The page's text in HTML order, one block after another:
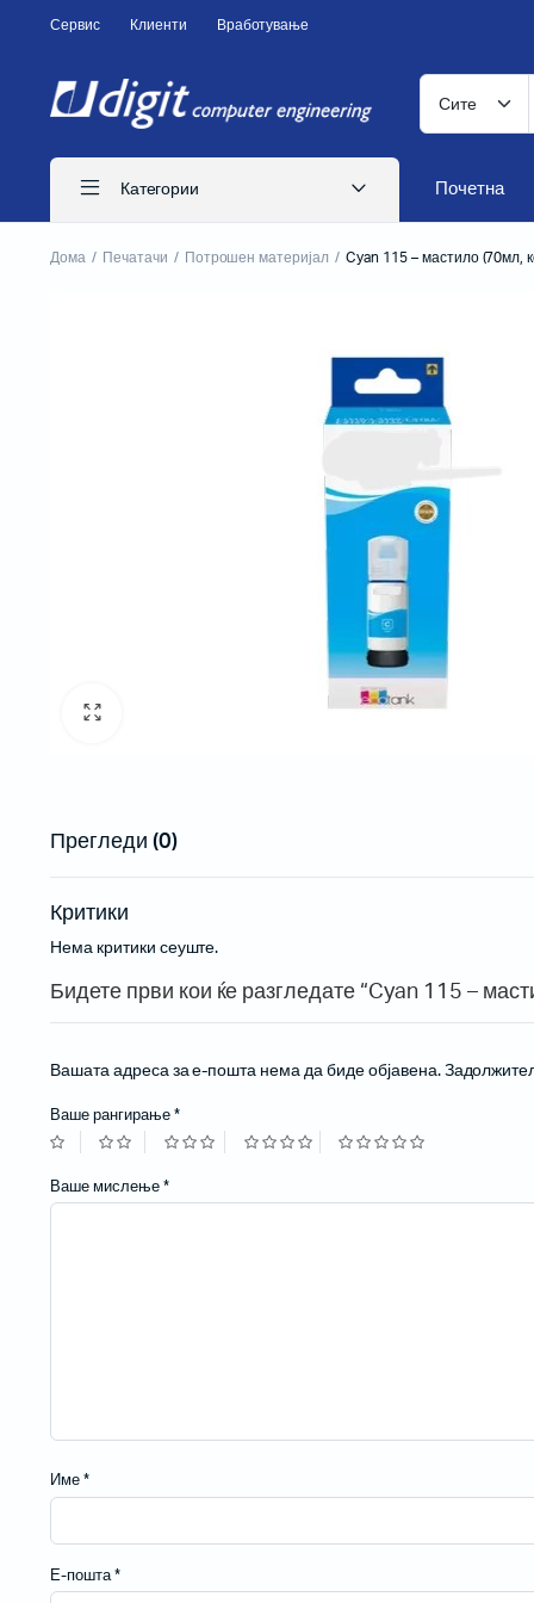
Сервис Клиенти Вработување
Категории Почетна
Рибони
Бар-код читачи за на маса
Безжични бар-код читачи
Дома Печатачи Потрошен материјал Cyan 115 – мастило (70мл,
Прегледи (0)
Критики
Нема критики сеуште.
Бидете први кои ќе разгледате “Cyan 115 –
Вашата адреса за е-пошта нема да биде објавена.
Ваше рангирање *
Ваше мислење *
Име *
Е-пошта *